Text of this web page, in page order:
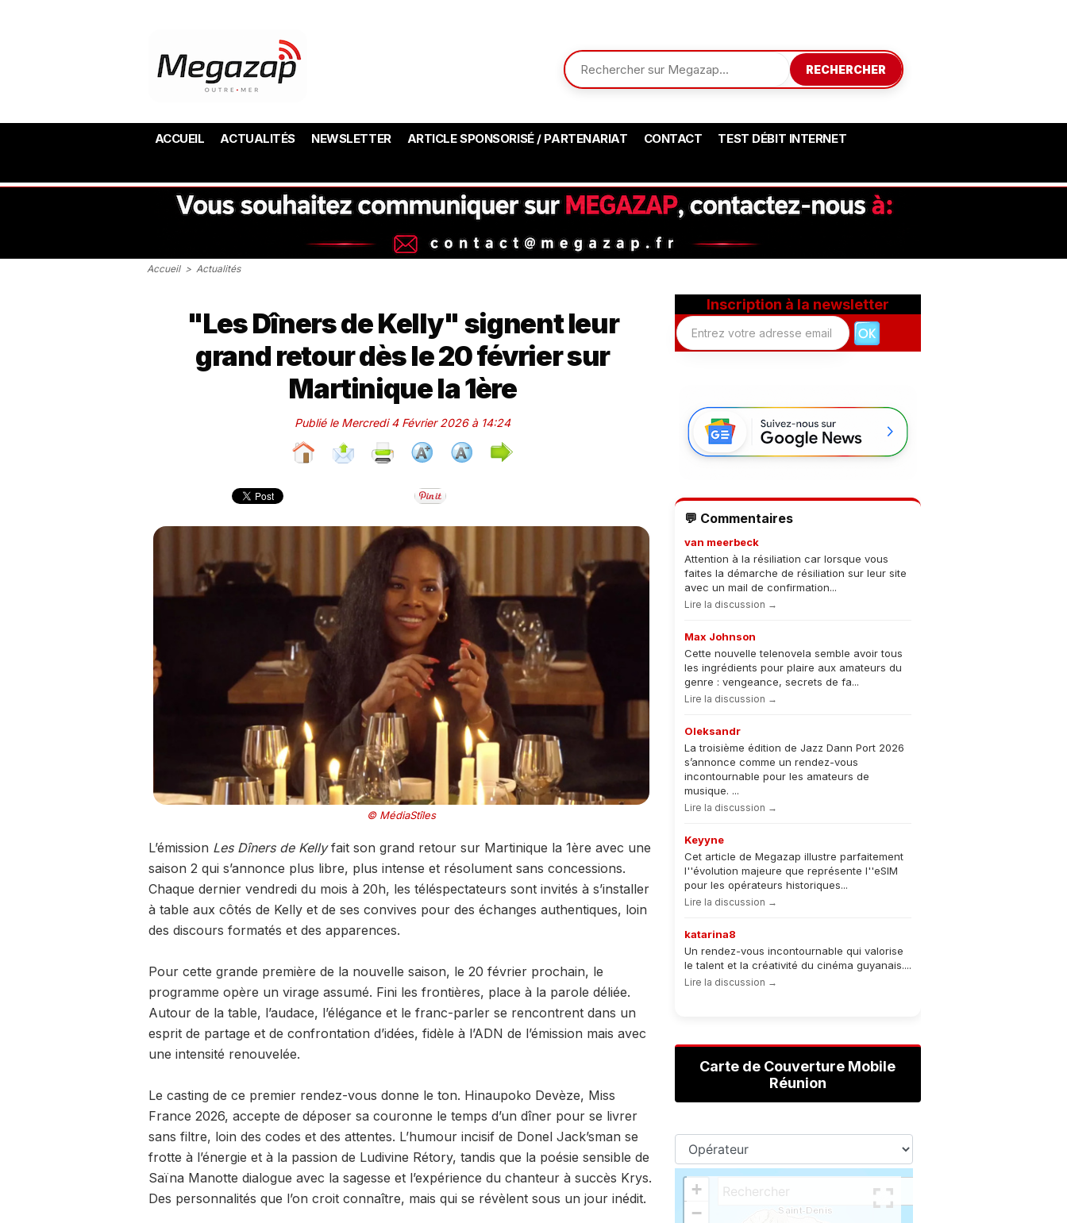
RECHERCHER
ACCUEIL ACTUALITÉS NEWSLETTER ARTICLE SPONSORISÉ / PARTENARIAT CONTACT TEST DÉBIT INTERNET
Accueil > Actualités
"Les Dîners de Kelly" signent leur
grand retour dès le 20 février sur
Martinique la 1ère
Publié le Mercredi 4 Février 2026 à 14:24
© MédiaStîles
L’émission Les Dîners de Kellyfait son grand retour sur Martinique la 1ère avec une
saison 2 qui s’annonce plus libre, plus intense et résolument sans concessions.
Chaque dernier vendredi du mois à 20h, les téléspectateurs sont invités à s’installer
à table aux côtés de Kelly et de ses convives pour des échanges authentiques, loin
des discours formatés et des apparences.
Pour cette grande première de la nouvelle saison, le 20 février prochain, le
programme opère un virage assumé. Fini les frontières, place à la parole déliée.
Autour de la table, l’audace, l’élégance et le franc-parler se rencontrent dans un
esprit de partage et de confrontation d’idées, fidèle à l’ADN de l’émission mais avec
une intensité renouvelée.
Le casting de ce premier rendez-vous donne le ton. Hinaupoko Devèze, Miss
France 2026, accepte de déposer sa couronne le temps d’un dîner pour se livrer
sans filtre, loin des codes et des attentes. L’humour incisif de Donel Jack’sman se
frotte à l’énergie et à la passion de Ludivine Rétory, tandis que la poésie sensible de
Saïna Manotte dialogue avec la sagesse et l’expérience du chanteur à succès Krys.
Des personnalités que l’on croit connaître, mais qui se révèlent sous un jour inédit.
Inscription à la newsletter
💬 Commentaires
van meerbeck
Attention à la résiliation car lorsque vous
faites la démarche de résiliation sur leur site
avec un mail de confirmation...
Lire la discussion →
Max Johnson
Cette nouvelle telenovela semble avoir tous
les ingrédients pour plaire aux amateurs du
genre : vengeance, secrets de fa...
Lire la discussion →
Oleksandr
La troisième édition de Jazz Dann Port 2026
s’annonce comme un rendez-vous
incontournable pour les amateurs de
musique. ...
Lire la discussion →
Keyyne
Cet article de Megazap illustre parfaitement
l''évolution majeure que représente l''eSIM
pour les opérateurs historiques...
Lire la discussion →
katarina8
Un rendez-vous incontournable qui valorise
le talent et la créativité du cinéma guyanais....
Lire la discussion →
Carte de Couverture Mobile
Réunion